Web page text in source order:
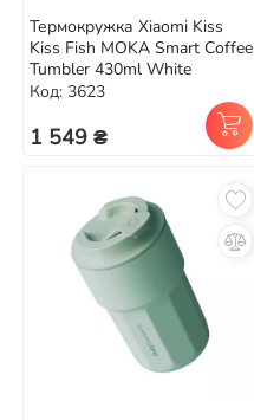
Термокружка Xiaomi Kiss
Kiss Fish MOKA Smart Coffee
Tumbler 430ml White
Код: 3623
1 549 ₴